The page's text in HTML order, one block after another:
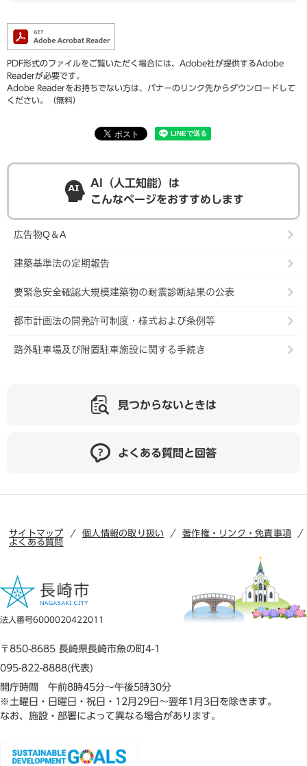
PDF形式のファイルをご覧いただく場合には、Adobe社が提供するAdobe
Readerが必要です。
Adobe Readerをお持ちでない方は、バナーのリンク先からダウンロードして
ください。（無料）
AI（人工知能）は
こんなページをおすすめします
広告物Q＆A
建築基準法の定期報告
要緊急安全確認大規模建築物の耐震診断結果の公表
都市計画法の開発許可制度・様式および条例等
路外駐車場及び附置駐車施設に関する手続き
見つからないときは
よくある質問と回答
サイトマップ 個人情報の取り扱い
著作権・リンク・免責事項
よくある質問
法人番号6000020422011
〒850-8685 長崎県長崎市魚の町4-1
095-822-8888(代表)
開庁時間 午前8時45分～午後5時30分
※土曜日・日曜日・祝日・12月29日～翌年1月3日を除きます。
なお、施設・部署によって異なる場合があります。